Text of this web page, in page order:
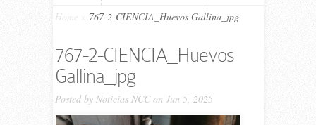
Home 767-2-CIENCIA_Huevos Gallina_jpg
767-2-CIENCIA_Huevos
Gallina_jpg
Posted by Noticias NCCon Jun 5, 2025